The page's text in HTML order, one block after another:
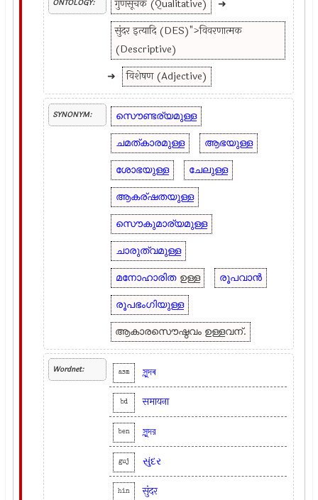
ONTOLOGY: गुणसूचक (Qualitative)
➜
सुंदर इत्यादि (DES)">विवरणात्मक
(Descriptive)
➜
विशेषण (Adjective)
SYNONYM:
സൌണ്ടര്യമുള്ള
ചമത്കാരമുള്ള
ആഭയുള്ള
ശോഭയുള്ള
ചേലുള്ള
ആകര്ഷതയുള്ള
സൌകുമാര്യമുള്ള
ചാരുത്വമുള്ള
മനോഹാരിത ഉള്ള
രൂപവാന്‍
രൂപഭംഗിയുള്ള
ആകാരസൌഷ്ഠവം ഉള്ളവന്.
Wordnet: asm সুন্দৰ
bd समायना
ben সুন্দর
guj સુંદર
hin सुंदर